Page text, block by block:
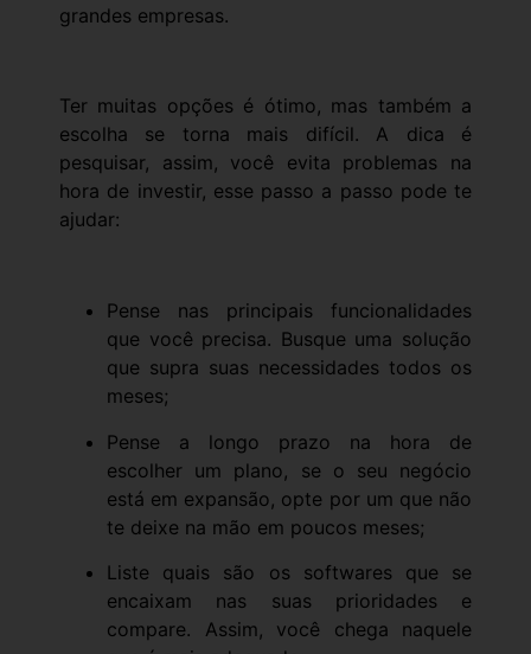
grandes empresas.
Ter muitas opções é ótimo, mas também a
escolha se torna mais difícil. A dica é
pesquisar, assim, você evita problemas na
hora de investir, esse passo a passo pode te
ajudar:
Pense nas principais funcionalidades
que você precisa. Busque uma solução
que supra suas necessidades todos os
meses;
Pense a longo prazo na hora de
escolher um plano, se o seu negócio
está em expansão, opte por um que não
te deixe na mão em poucos meses;
Liste quais são os softwares que se
encaixam nas suas prioridades e
compare. Assim, você chega naquele